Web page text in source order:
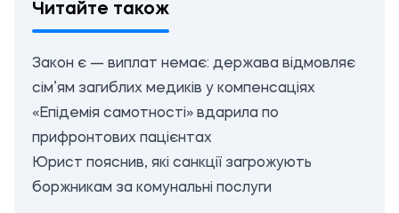
Читайте також
Закон є — виплат немає: держава відмовляє
сім’ям загиблих медиків у компенсаціях
«Епідемія самотності» вдарила по
прифронтових пацієнтах
Юрист пояснив, які санкції загрожують
боржникам за комунальні послуги